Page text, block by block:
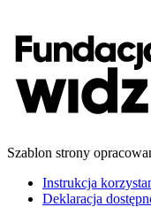
Szablon strony
Instrukcja
Deklaracja